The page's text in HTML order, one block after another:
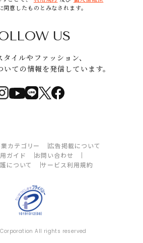
同意したものとみなされます。
US
タイルやファッション、
いての情報を発信しています。
カテゴリー
広告掲載について
ガイド
お問い合わせ
について
サービス利用規約
All rights reserved